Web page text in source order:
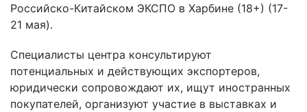
Российско-Китайском ЭКСПО в Харбине (18+) (17-
21 мая).
Специалисты центра консультируют
потенциальных и действующих экспортеров,
юридически сопровождают их, ищут иностранных
покупателей, организуют участие в выставках и